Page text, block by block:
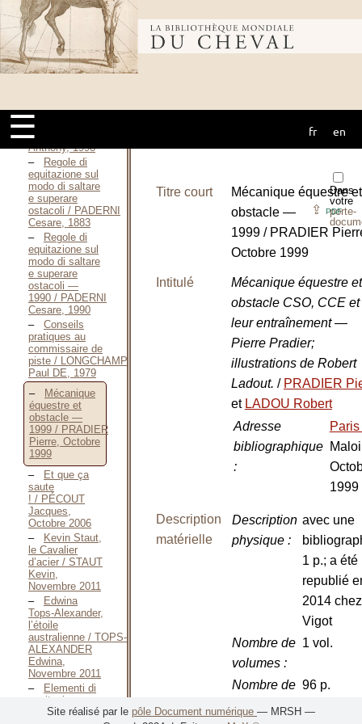
Bibliothèque
mondiale du
cheval
☰ fr en
simple / ORGEIX
Jean D’, 2007
Le travail du
cheval
d’obstacle par la
"méthode
Training
showjumpers —
1998 / PAALMAN
Anthony, 1998
Regole di
equitazione sul
modo di saltare
e superare
ostacoli / PADERNI
Cesare, 1883
Regole di
equitazione sul
modo di saltare
e superare
ostacoli —
1990 / PADERNI
Cesare, 1990
Conseils
pratiques au
commissaire de
piste / LONGCHAMP
Paul DE, 1979
Mécanique
équestre et
obstacle —
1999 / PRADIER
Pierre, Octobre
1999
Et que ça
saute
! / PÉCOUT
Jacques,
Octobre 2006
Kevin Staut,
le Cavalier
d’acier / STAUT
Kevin,
Novembre 2011
Edwina
Tops-Alexander,
l’étoile
australienne / TOPS-
ALEXANDER
Edwina,
Novembre 2011
Elementi di
equitazione
naturale —
Dans
votre
porte-
⇪ PDF
Titre court
Mécanique équestre et
obstacle —
1999 / PRADIER
Octobre 1999
Intitulé
Mécanique équestre et
obstacle CSO, CCE et
leur entraînement —
Pierre Pradier;
illustrations de Robert
Ladout. / PRADIER
et LADOU Robert
Adresse
bibliographique
:
Paris
1999
Description
matérielle
Description
physique:
avec une
1 p.; a été
republié
2014 chez
Vigot
Nombre de
volumes:
1 vol.
Nombre de
pages
:
96 p.
Site réalisé par le pôle Document numérique — MRSH —